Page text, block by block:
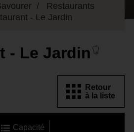
Restaurants
- Le Jardin
- Le Jardin
Retour
à la liste
Capacité